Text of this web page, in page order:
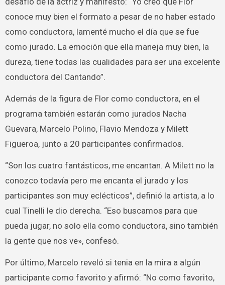
conoce muy bien el formato a pesar de no haber estado
como conductora, lamenté mucho el día que se fue
como jurado. La emoción que ella maneja muy bien, la
dureza, tiene todas las cualidades para ser una excelente
conductora del Cantando”.
Además de la figura de Flor como conductora, en el
programa también estarán como jurados Nacha
Guevara, Marcelo Polino, Flavio Mendoza y Milett
Figueroa, junto a 20 participantes confirmados.
“Son los cuatro fantásticos, me encantan. A Milett no la
conozco todavía pero me encanta el jurado y los
participantes son muy eclécticos”, definió la artista, a lo
cual Tinelli le dio derecha. “Eso buscamos para que
pueda jugar, no solo ella como conductora, sino también
la gente que nos ve», confesó.
Por último, Marcelo reveló si tenia en la mira a algún
participante como favorito y afirmó: “No como favorito,